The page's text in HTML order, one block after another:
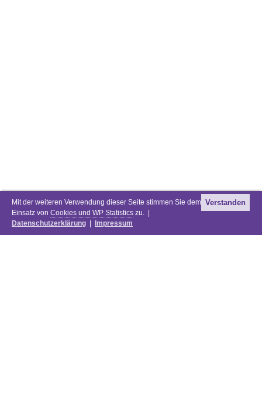
Mit der weiteren Verwendung dieser Seite stimmen Sie dem
Einsatz von Cookies und WP Statistics zu. |
Datenschutzerklärung
Impressum
Verstanden